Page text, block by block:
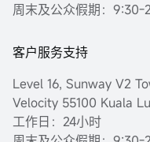
周末及公众假期：9:30-
客户服务支持
Level 16, Sunway V2
Velocity 55100 Kuala
工作日：24小时